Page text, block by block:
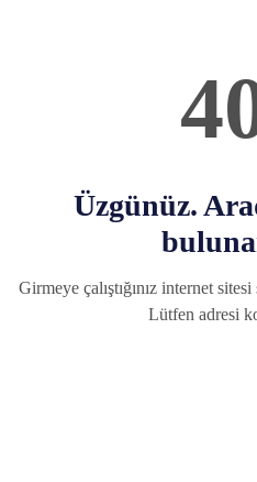
Üzgünüz.
Girmeye çalıştığınız internet
Lütfen adresi